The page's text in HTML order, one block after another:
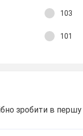
103
101
зробити в першу